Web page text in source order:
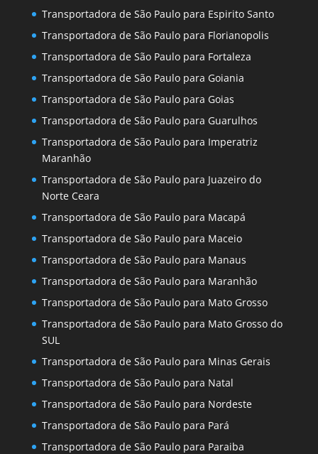
Transportadora de São Paulo para Espirito Santo
Transportadora de São Paulo para Florianopolis
Transportadora de São Paulo para Fortaleza
Transportadora de São Paulo para Goiania
Transportadora de São Paulo para Goias
Transportadora de São Paulo para Guarulhos
Transportadora de São Paulo para Imperatriz
Maranhão
Transportadora de São Paulo para Juazeiro do
Norte Ceara
Transportadora de São Paulo para Macapá
Transportadora de São Paulo para Maceio
Transportadora de São Paulo para Manaus
Transportadora de São Paulo para Maranhão
Transportadora de São Paulo para Mato Grosso
Transportadora de São Paulo para Mato Grosso do
SUL
Transportadora de São Paulo para Minas Gerais
Transportadora de São Paulo para Natal
Transportadora de São Paulo para Nordeste
Transportadora de São Paulo para Pará
Transportadora de São Paulo para Paraiba